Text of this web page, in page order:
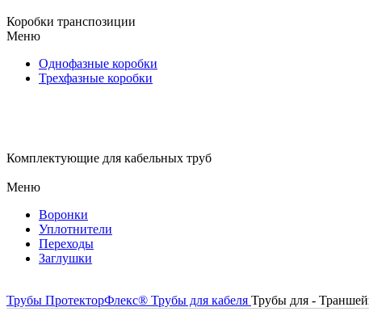
Коробки транспозиции
Меню
Однофазные коробки
Трехфазные коробки
Комплектующие для кабельных труб
Меню
Воронки
Уплотнители
Переходы
Заглушки
Трубы ПротекторФлекс® Трубы для кабеля Трубы для -